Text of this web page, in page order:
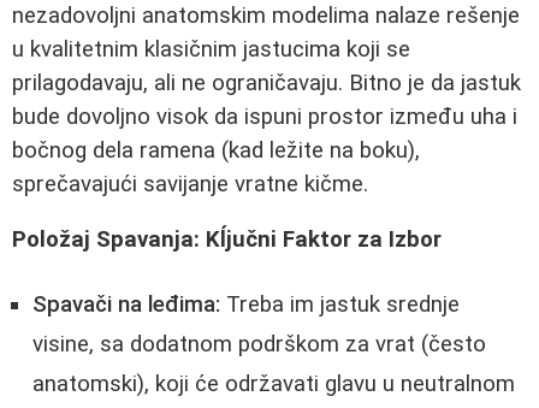
nezadovoljni anatomskim modelima nalaze rešenje
u kvalitetnim klasičnim jastucima koji se
prilagodavaju, ali ne ograničavaju. Bitno je da jastuk
bude dovoljno visok da ispuni prostor između uha i
bočnog dela ramena (kad ležite na boku),
sprečavajući savijanje vratne kičme.
Položaj Spavanja: Kĺjučni Faktor za Izbor
Spavači na leđima: Treba im jastuk srednje
visine, sa dodatnom podrškom za vrat (često
anatomski), koji će održavati glavu u neutralnom